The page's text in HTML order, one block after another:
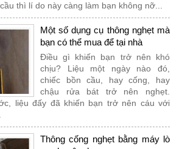
thì lí do này càng làm bạn không nỡ...
Một số dụng cụ thông nghẹt mà
bạn có thể mua để tại nhà
Điều gì khiến bạn trở nên khó
chịu? Liệu một ngày nào đó,
chiếc bồn cầu, hay cống, hay
chậu rửa bát trở nên nghẹt.
liệu đấy đã khiến bạn trở nên cáu với
Thông cống nghẹt bằng máy lò